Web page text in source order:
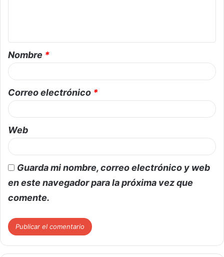
Nombre *
Correo electrónico *
Web
Guarda mi nombre, correo electrónico y web
en este navegador para la próxima vez que
comente.